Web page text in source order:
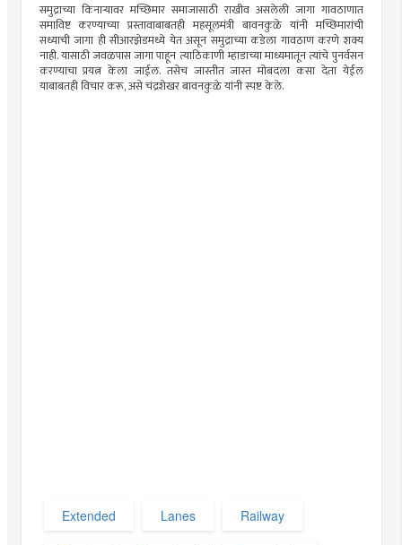
समुद्राच्या किनाऱ्यावर मच्छिमार समाजासाठी राखीव असलेली जागा गावठाणात
समाविष्ट करण्याच्या प्रस्तावाबाबतही महसूलमंत्री बावनकुळे यांनी मच्छिमारांची
सध्याची जागा ही सीआरझेडमध्ये येत असून समुद्राच्या कडेला गावठाण करणे शक्य
नाही. यासाठी जवळपास जागा पाहून त्याठिकाणी म्हाडाच्या माध्यमातून त्यांचे पुनर्वसन
करण्याचा प्रयत्न केला जाईल. तसेच जास्तीत जास्त मोबदला कसा देता येईल
याबाबतही विचार करू, असे चंद्रशेखर बावनकुळे यांनी स्पष्ट केले.
Extended Lanes Railway